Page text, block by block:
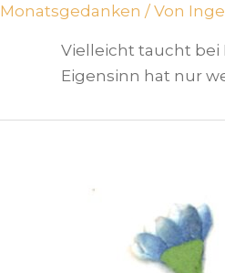
Monatsgedanken / Von
Vielleicht taucht bei
Eigensinn hat nur